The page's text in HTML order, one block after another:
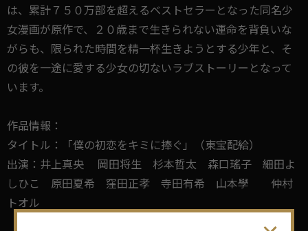
は、累計７５０万部を超えるベストセラーとなった同名少
女漫画が原作で、２０歳まで生きられない運命を背負いな
がらも、限られた時間を精一杯生きようとする少年と、そ
の彼を一途に愛する少女の切ないラブストーリーとなって
います。
作品情報：
タイトル：「僕の初恋をキミに捧ぐ」（東宝配給）
出演：井上真央 岡田将生 杉本哲太 森口瑤子 細田よ
しひこ 原田夏希 窪田正孝 寺田有希 山本學 仲村
トオル